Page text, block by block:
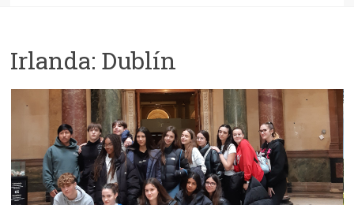
Facebook
Irlanda: Dublín